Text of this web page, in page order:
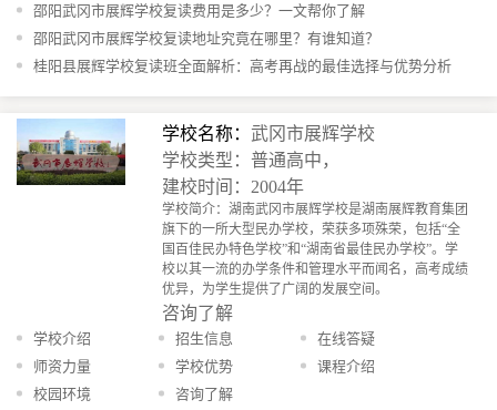
邵阳武冈市展辉学校复读费用是多少？一文帮你了解
邵阳武冈市展辉学校复读地址究竟在哪里？有谁知道？
桂阳县展辉学校复读班全面解析：高考再战的最佳选择与优势分析
学校名称： 武冈市展辉学校
学校类型：普通高中，
建校时间：2004年
学校简介：湖南武冈市展辉学校是湖南展辉教育集团
旗下的一所大型民办学校，荣获多项殊荣，包括“全
国百佳民办特色学校”和“湖南省最佳民办学校”。学
校以其一流的办学条件和管理水平而闻名，高考成绩
优异，为学生提供了广阔的发展空间。
咨询了解
学校介绍 招生信息
在线答疑
师资力量
学校优势
课程介绍
校园环境
咨询了解